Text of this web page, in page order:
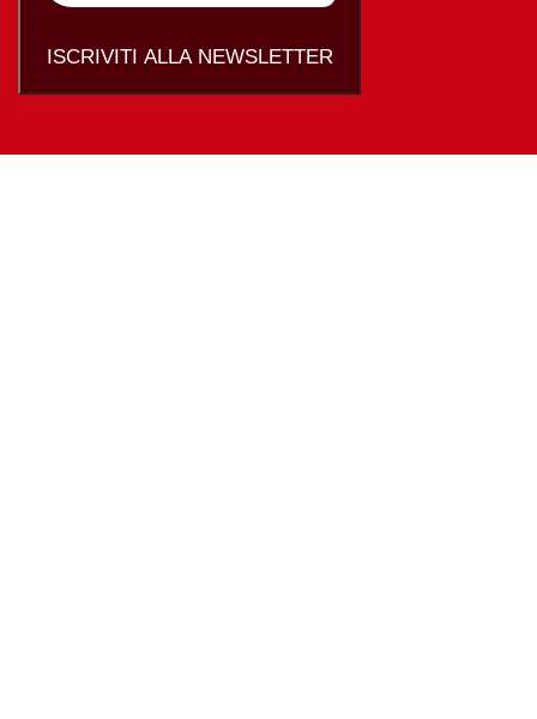
ISCRIVITI ALLA NEWSLETTER